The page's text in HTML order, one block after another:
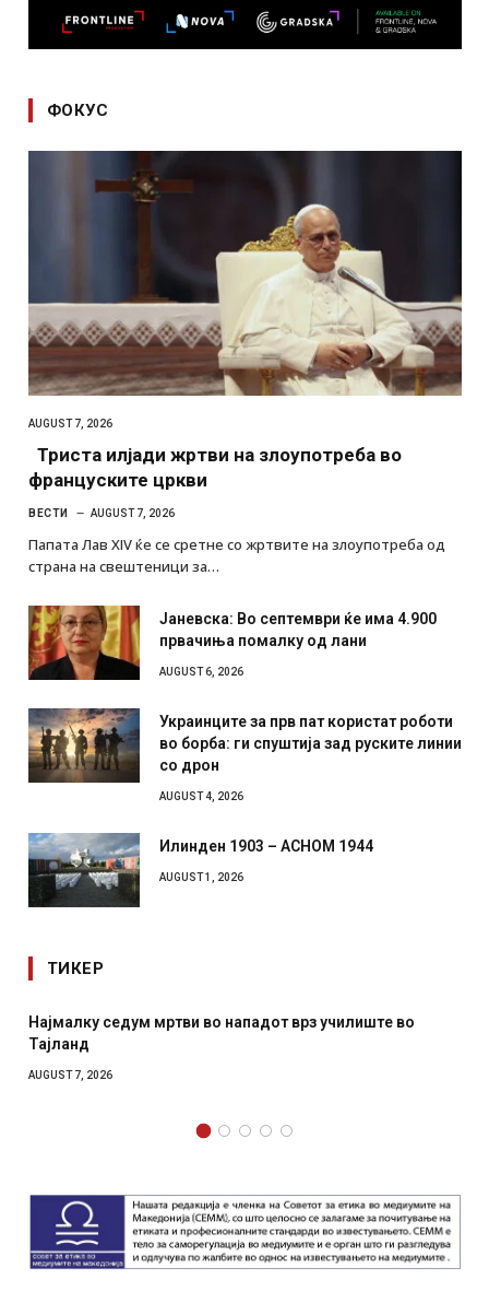
ФОКУС
AUGUST 7, 2026
Триста илјади жртви на злоупотреба во
француските цркви
ВЕСТИ AUGUST 7, 2026
Папата Лав XIV ќе се сретне со жртвите на злоупотреба од
страна на свештеници за…
Јаневска: Во септември ќе има 4.900
првачиња помалку од лани
AUGUST 6, 2026
Украинците за прв пат користат роботи
во борба: ги спуштија зад руските линии
со дрон
AUGUST 4, 2026
Илинден 1903 – АСНОМ 1944
AUGUST 1, 2026
ТИКЕР
седум мртви во нападот врз училиште во
СОЗИС: